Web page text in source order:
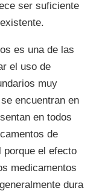
ser suficiente
es una de las
el uso de
muy
encuentran en
en todos
de
el efecto
medicamentos
dura